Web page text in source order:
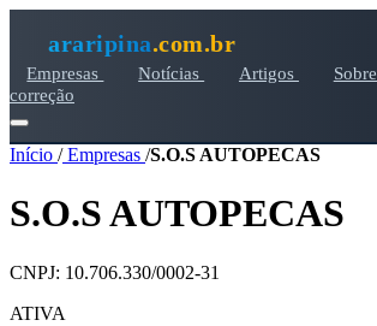
araripina.com.br
Empresas Notícias Artigos Sobre
correção
Início /Empresas /S.O.S AUTOPECAS
S.O.S AUTOPECAS
CNPJ: 10.706.330/0002-31
ATIVA